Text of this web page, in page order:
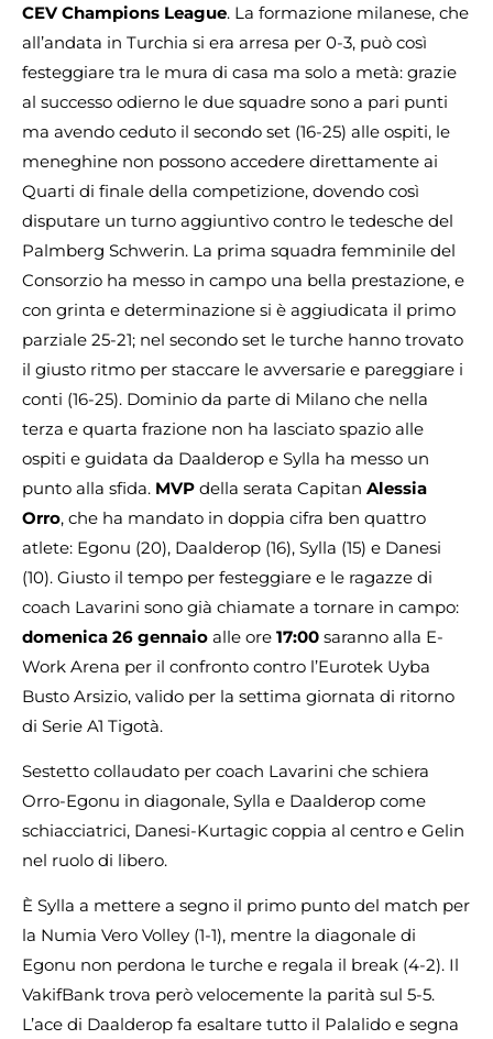
CEV Champions League. La formazione milanese, che
all’andata in Turchia si era arresa per 0-3, può così
festeggiare tra le mura di casa ma solo a metà: grazie
al successo odierno le due squadre sono a pari punti
ma avendo ceduto il secondo set (16-25) alle ospiti, le
meneghine non possono accedere direttamente ai
Quarti di finale della competizione, dovendo così
disputare un turno aggiuntivo contro le tedesche del
Palmberg Schwerin. La prima squadra femminile del
Consorzio ha messo in campo una bella prestazione, e
con grinta e determinazione si è aggiudicata il primo
parziale 25-21; nel secondo set le turche hanno trovato
il giusto ritmo per staccare le avversarie e pareggiare i
conti (16-25). Dominio da parte di Milano che nella
terza e quarta frazione non ha lasciato spazio alle
ospiti e guidata da Daalderop e Sylla ha messo un
punto alla sfida. MVP della serata Capitan Alessia
Orro, che ha mandato in doppia cifra ben quattro
atlete: Egonu (20), Daalderop (16), Sylla (15) e Danesi
(10). Giusto il tempo per festeggiare e le ragazze di
coach Lavarini sono già chiamate a tornare in campo:
domenica 26 gennaio alle ore 17:00 saranno alla E-
Work Arena per il confronto contro l’Eurotek Uyba
Busto Arsizio, valido per la settima giornata di ritorno
di Serie A1 Tigotà.
Sestetto collaudato per coach Lavarini che schiera
Orro-Egonu in diagonale, Sylla e Daalderop come
schiacciatrici, Danesi-Kurtagic coppia al centro e Gelin
nel ruolo di libero.
È Sylla a mettere a segno il primo punto del match per
la Numia Vero Volley (1-1), mentre la diagonale di
Egonu non perdona le turche e regala il break (4-2). Il
VakifBank trova però velocemente la parità sul 5-5.
L’ace di Daalderop fa esaltare tutto il Palalido e segna